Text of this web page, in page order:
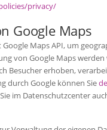
privacy/
Google Maps
Google Maps API, um
von Google Maps
Besucher erhoben,
durch Google können Sie
im Datenschutzcenter